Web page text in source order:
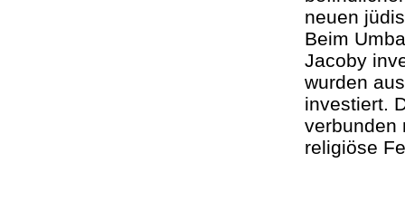
neuen
Beim
Jacoby
wurden
investiert.
verbunden
religiöse